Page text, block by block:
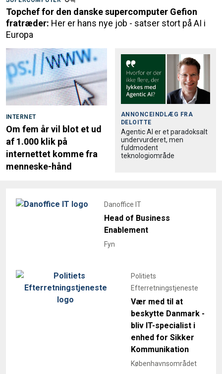
Topchef for den danske supercomputer Gefion
fratræder: Her er hans nye job - satser stort på AI i
Europa
INTERNET
Om fem år vil blot et ud
af 1.000 klik på
internettet komme fra
menneske-hånd
ANNONCEINDLÆG FRA
DELOITTE
Agentic AI er et paradoksalt
undervurderet, men
fuldmodent
teknologiområde
Danoffice IT
Head of Business
Enablement
Fyn
Politiets
Efterretningstjeneste
Vær med til at
beskytte Danmark -
bliv IT-specialist i
enhed for Sikker
Kommunikation
Københavnsområdet